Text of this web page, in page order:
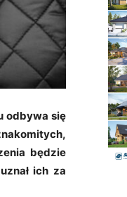
odbywa się
będzie
ich za